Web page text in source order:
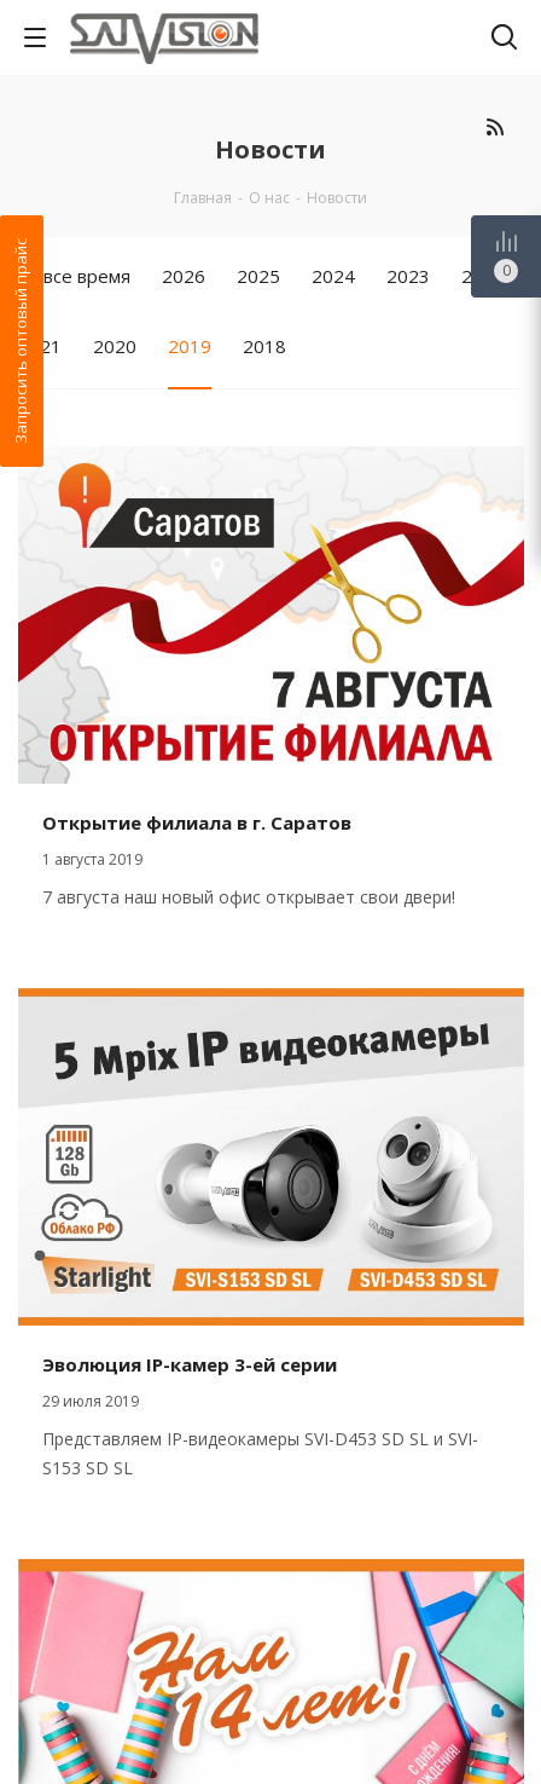
Новости
Главная - О нас - Новости
За все время 2026 2025 2024 2023 2022
2021 2020 2019 2018
Открытие филиала в г. Саратов
1 августа 2019
7 августа наш новый офис открывает свои двери!
Эволюция IP-камер 3-ей серии
29 июля 2019
Представляем IP-видеокамеры SVI-D453 SD SL и SVI-
S153 SD SL
Запросить оптовый прайс 0